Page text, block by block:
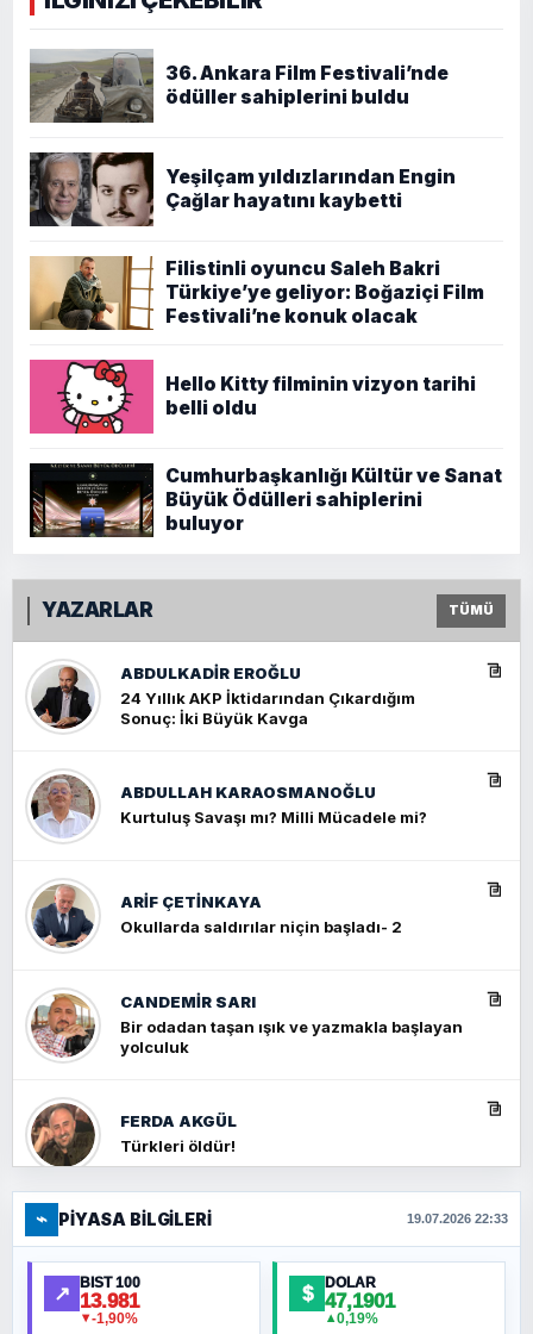
36. Ankara Film Festivali’nde
ödüller sahiplerini buldu
Yeşilçam yıldızlarından Engin
Çağlar hayatını kaybetti
Filistinli oyuncu Saleh Bakri
Türkiye’ye geliyor: Boğaziçi Film
Festivali’ne konuk olacak
Hello Kitty filminin vizyon tarihi
belli oldu
Cumhurbaşkanlığı Kültür ve Sanat
Büyük Ödülleri sahiplerini
buluyor
YAZARLAR TÜMÜ
ABDULKADIR EROĞLU
24 Yıllık AKP İktidarından Çıkardığım
Sonuç: İki Büyük Kavga
ABDULLAH KARAOSMANOĞLU
Kurtuluş Savaşı mı? Milli Mücadele mi?
ARIF ÇETİNKAYA
Okullarda saldırılar niçin başladı- 2
CANDEMIR SARI
Bir odadan taşan ışık ve yazmakla başlayan
yolculuk
FERDA AKGÜL
Türkleri öldür!
FERHAT BÜYÜKKALKAN
Ankara Zirvesi: NATO Toplantısı mı, Yeni
Ortadoğu Haritasının Provası mı?
⌁ PIYASA BILGILERI 19.07.2026 22:33
↗ BIST 100
13.981
▼-1,90%
$ DOLAR
47,1901
▲0,19%